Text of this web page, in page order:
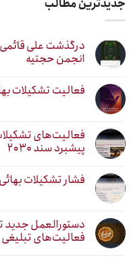
جدیدترین مطالب
درگذشت علی قائمی
انجمن حجتیه
فعالیت تشکیلات
فعالیت‌های
پیشبرد سند ۲۰۳۰
فشار تشکیلات
دستورالعمل جدید
فعالیت‌های تبلیغی